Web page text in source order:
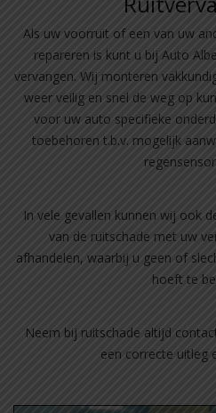
Als uw voorruit of een van uw
repareren is kunt u bij Auto
vervangen. Wij monteren
weer veilig en snel de weg op
voor uw auto specifieke
toebehoren t.b.v. mogelijk
In vele gevallen kunnen wij ook
van de ruitschade met uw
afhandelen, waarbij u geen of
hoeft te
Neem bij ruitschade altijd
een correcte uitleg